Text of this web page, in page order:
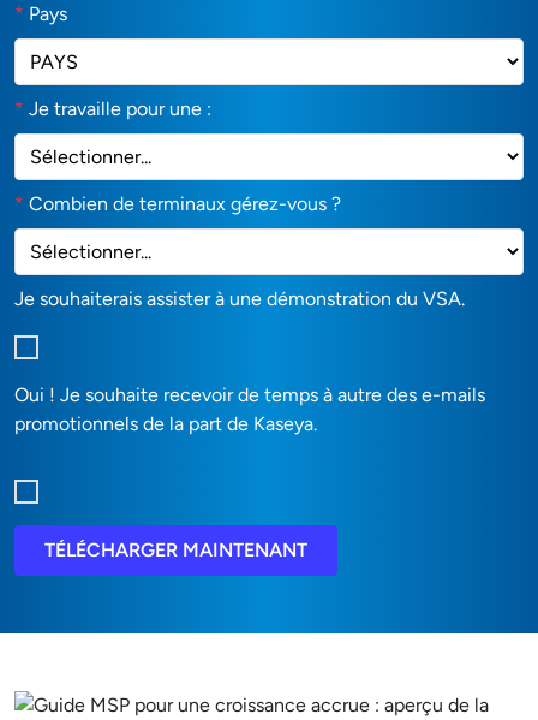
* Pays
* Je travaille pour une :
* Combien de terminaux gérez-vous ?
Je souhaiterais assister à une démonstration du VSA.
Oui ! Je souhaite recevoir de temps à autre des e-mails
promotionnels de la part de Kaseya.
TÉLÉCHARGER MAINTENANT